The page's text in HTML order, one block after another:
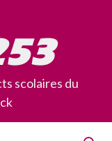
scolaires du